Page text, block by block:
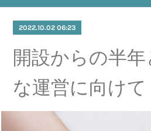
2022.10.02 06:23
開設からの半
な運営に向けて